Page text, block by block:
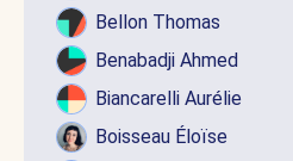
Bellon Thomas
Benabadji Ahmed
Biancarelli Aurélie
Boisseau Éloïse